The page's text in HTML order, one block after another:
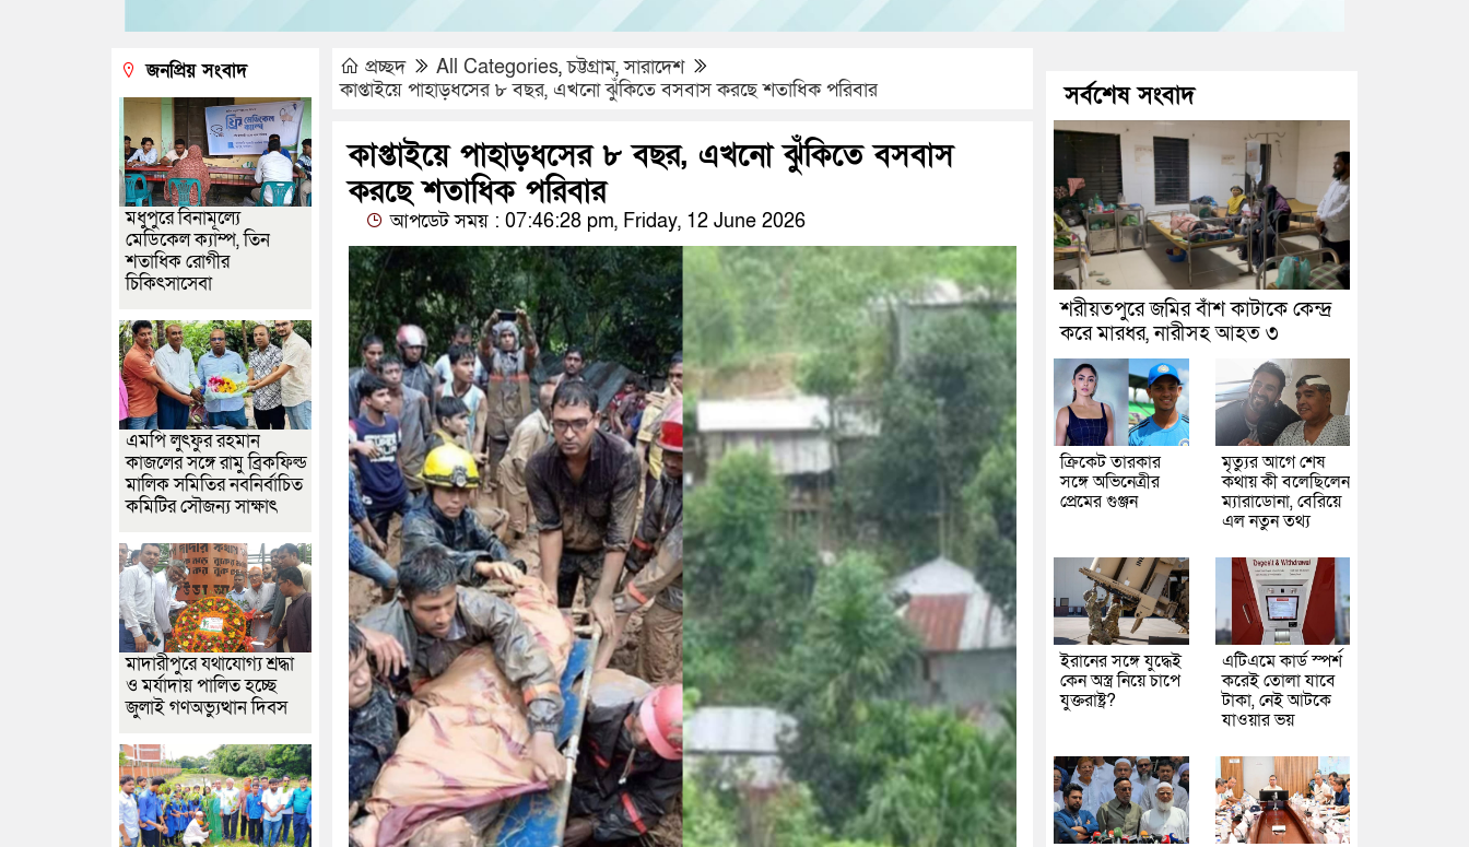
প্রচ্ছদ All Categories,চট্টগ্রাম,সারাদেশ
কাপ্তাইয়ে পাহাড়ধসের ৮ বছর, এখনো ঝুঁকিতে বসবাস করছে শতাধিক পরিবার
কাপ্তাইয়ে পাহাড়ধসের ৮ বছর, এখনো ঝুঁকিতে বসবাস
করছে শতাধিক পরিবার
আপডেট সময় : 07:46:28 pm, Friday, 12 June 2026
জনপ্রিয় সংবাদ
মধুপুরে বিনামূল্যে
মেডিকেল ক্যাম্প, তিন
শতাধিক রোগীর
চিকিৎসাসেবা
এমপি লুৎফুর রহমান
কাজলের সঙ্গে রামু ব্রিকফিল্ড
মালিক সমিতির নবনির্বাচিত
কমিটির সৌজন্য সাক্ষাৎ
মাদারীপুরে যথাযোগ্য শ্রদ্ধা
ও মর্যাদায় পালিত হচ্ছে
জুলাই গণঅভ্যুত্থান দিবস
সর্বশেষ সংবাদ
শরীয়তপুরে জমির বাঁশ কাটাকে কেন্দ্র
করে মারধর, নারীসহ আহত ৩
ক্রিকেট তারকার
সঙ্গে অভিনেত্রীর
প্রেমের গুঞ্জন
মৃত্যুর আগে শেষ
কথায় কী বলেছিলেন
ম্যারাডোনা, বেরিয়ে
এল নতুন তথ্য
ইরানের সঙ্গে যুদ্ধেই
কেন অস্ত্র নিয়ে চাপে
যুক্তরাষ্ট্র?
এটিএমে কার্ড স্পর্শ
করেই তোলা যাবে
টাকা, নেই আটকে
যাওয়ার ভয়